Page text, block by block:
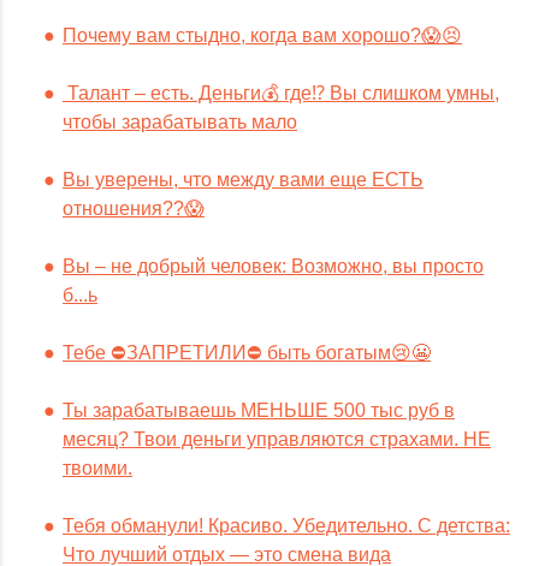
Почему вам стыдно, когда вам хорошо?😱😣
Талант – есть. Деньги💰 где⁉️ Вы слишком умны,
чтобы зарабатывать мало
Вы уверены, что между вами еще ЕСТЬ
отношения??😱
Вы – не добрый человек: Возможно, вы просто
б...ь
Тебе ⛔️ЗАПРЕТИЛИ⛔️ быть богатым😢😬
Ты зарабатываешь МЕНЬШЕ 500 тыс руб в
месяц? Твои деньги управляются страхами. НЕ
твоими.
Тебя обманули! Красиво. Убедительно. С детства:
Что лучший отдых — это смена вида